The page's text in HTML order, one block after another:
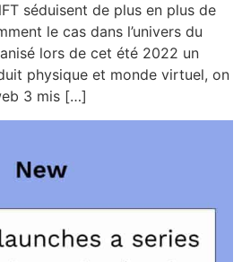
séduisent de plus en plus de
le cas dans l’univers du
lors de cet été 2022 un
physique et monde virtuel, on
3 mis […]